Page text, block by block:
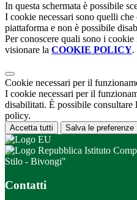
In questa schermata è possibile
I cookie necessari sono quelli
piattaforma e non è possibile
Per conoscere quali sono i
visionare la COOKIE POLICY.
Cookie necessari per il
I cookie necessari per il
disabilitati. È possibile
policy.
Accetta tutti Salva le preferenze
Istituto
Stilo - Bivongi"
Contatti